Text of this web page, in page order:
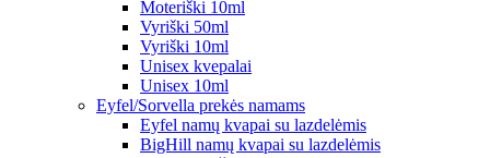
Moteriški 10ml
Vyriški 50ml
Vyriški 10ml
Unisex kvepalai
Unisex 10ml
Eyfel/Sorvella prekės namams
Eyfel namų kvapai su lazdelėmis
BigHill namų kvapai su lazdelėmis